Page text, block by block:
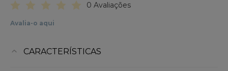
0 Avaliações
Avalia-o aqui
CARACTERÍSTICAS